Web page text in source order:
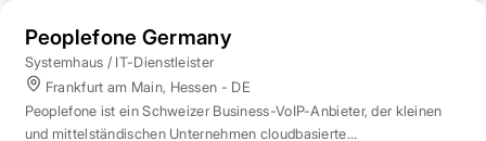
Peoplefone Germany
Systemhaus / IT-Dienstleister
Frankfurt am Main, Hessen - DE
Peoplefone ist ein Schweizer Business-VoIP-Anbieter, der kleinen
und mittelständischen Unternehmen cloudbasierte